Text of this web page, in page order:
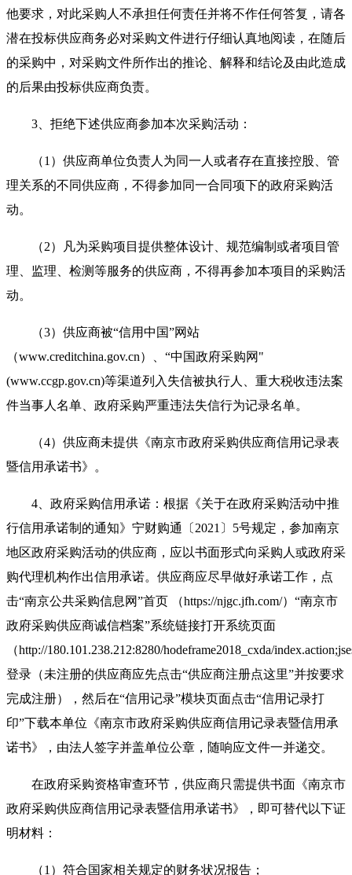
他要求，对此采购人不承担任何责任并将不作任何答复，请各
潜在投标供应商务必对采购文件进行仔细认真地阅读，在随后
的采购中，对采购文件所作出的推论、解释和结论及由此造成
的后果由投标供应商负责。
3 、拒绝下述供应商参加本次采购活动：
（1）供应商单位负责人为同一人或者存在直接控股、管
理关系的不同供应商，不得参加同一合同项下的政府采购活
动。
（2）凡为采购项目提供整体设计、规范编制或者项目管
理、监理、检测等服务的供应商，不得再参加本项目的采购活
动。
（3）供应商被“信用中国”网站
（www.creditchina.gov.cn）、“中国政府采购网"
(www.ccgp.gov.cn)等渠道列入失信被执行人、重大税收违法案
件当事人名单、政府采购严重违法失信行为记录名单。
（4）供应商未提供《南京市政府采购供应商信用记录表
暨信用承诺书》。
4 、政府采购信用承诺：根据《关于在政府采购活动中推
行信用承诺制的通知》宁财购通〔 2021〕5号规定，参加南京
地区政府采购活动的供应商，应以书面形式向采购人或政府采
购代理机构作出信用承诺。供应商应尽早做好承诺工作，点
击“南京公共采购信息网”首页 （https://njgc.jfh.com/）“南京市
政府采购供应商诚信档案”系统链接打开系统页面
（http://180.101.238.212:8280/hodeframe2018_cxda/
登录（未注册的供应商应先点击“供应商注册点这里”并按要求
完成注册），然后在“信用记录”模块页面点击“信用记录打
印”下载本单位《南京市政府采购供应商信用记录表暨信用承
诺书》，由法人签字并盖单位公章，随响应文件一并递交。
在政府采购资格审查环节，供应商只需提供书面《南京市
政府采购供应商信用记录表暨信用承诺书》，即可替代以下证
明材料：
（1）符合国家相关规定的财务状况报告；